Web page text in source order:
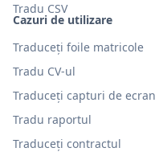
Cazuri de utilizare
Traduceți foile matricole
Tradu CV-ul
Traduceți capturi de ecran
Tradu raportul
Traduceți contractul
Tradu CSV